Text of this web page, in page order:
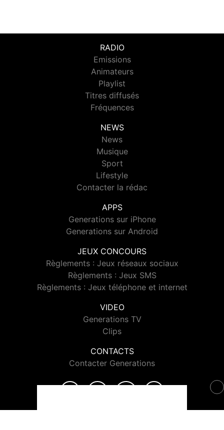
RADIO
Emissions
Animateurs
Playlist
Titres diffusés
Fréquences
NEWS
News
Musique
Sport
Lifestyle
Contacter la rédac
APPS
Generations sur iPhone
Generations sur Android
JEUX CONCOURS
Règlements : Jeux réseaux sociaux
Règlements : Jeux SMS
Règlements : Jeux téléphone et internet
VIDEO
Generations TV
Clips
CONTACTS
Contacter Generations